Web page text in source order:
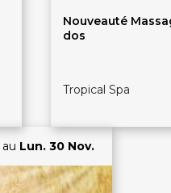
Nouveauté
dos
Tropical Spa
au Lun. 30 Nov.